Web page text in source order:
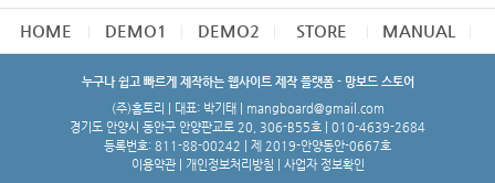
HOME DEMO1 DEMO2 STORE MANUAL
누구나 쉽고 빠르게 제작하는 웹사이트 제작 플랫폼 - 망보드 스토어
(주)홈토리 | 대표: 박기태 | mangboard@gmail.com
경기도 안양시 동안구 안양판교로 20, 306-B55호 | 010-4639-2684
등록번호: 811-88-00242 | 제 2019-안양동안-0667호
이용약관| 개인정보처리방침 사업자 정보확인